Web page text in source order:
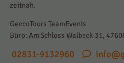
zeitnah.
GeccoTours TeamEvents
Büro: Am Schloss Walbeck 31,
02831-9132960